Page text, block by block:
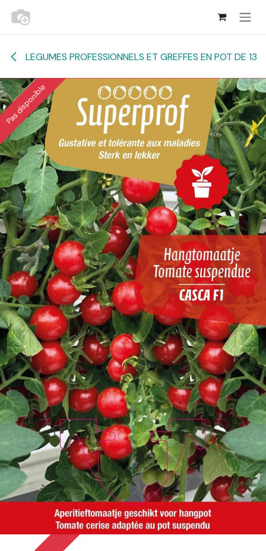
Se rendre au contenu
LEGUMES PROFESSIONNELS ET GREFFES EN POT DE 13
Pas disponible